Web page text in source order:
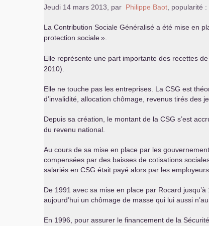
Jeudi 14 mars 2013 par Philippe Baot popularité :
La Contribution Sociale Généralisé a été mise en
protection sociale».
Elle représente une part importante des recettes
2010).
Elle ne touche pas les entreprises. La CSG est
d’invalidité, allocation chômage, revenus tirés des
Depuis sa création, le montant de la CSG s’est
du revenu national.
Au cours de sa mise en place par les
compensées par des baisses de cotisations
salariés en CSG était payé alors par les employeurs.
De 1991 avec sa mise en place par Rocard
aujourd’hui un chômage de masse qui lui aussi
En 1996, pour assurer le financement de la